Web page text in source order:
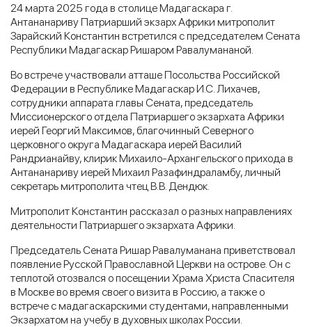
24 марта 2025 года в столице Мадагаскара г.
Антананариву Патриарший экзарх Африки митрополит
Зарайский Константин встретился с председателем Сената
Республики Мадагаскар Ришаром Равалумананой.
Во встрече участвовали атташе Посольства Российской
Федерации в Республике Мадагаскар И.С. Лихачев,
сотрудники аппарата главы Сената, председатель
Миссионерского отдела Патриаршего экзархата Африки
иерей Георгий Максимов, благочинный Северного
церковного округа Мадагаскара иерей Василий
Рандрианайву, клирик Михаило-Архангельского прихода в
Антананариву иерей Михаил Разафиндраламбу, личный
секретарь митрополита чтец В.В. Дендюк.
Митрополит Константин рассказал о разных направлениях
деятельности Патриаршего экзархата Африки.
Председатель Сената Ришар Равалуманана приветствовал
появление Русской Православной Церкви на острове. Он с
теплотой отозвался о посещении Храма Христа Спасителя
в Москве во время своего визита в Россию, а также о
встрече с мадагаскарскими студентами, направленными
Экзархатом на учебу в духовных школах России.